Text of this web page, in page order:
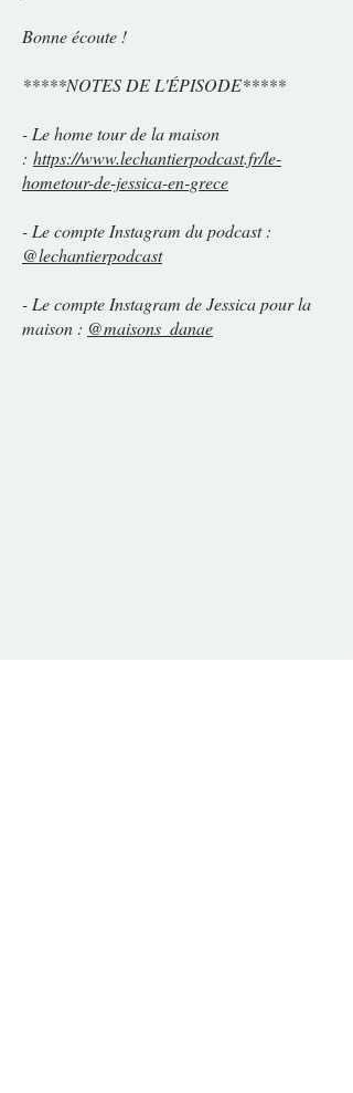
Bonne écoute !
*****NOTES DE L'ÉPISODE*****
- Le home tour de la maison
: https://www.lechantierpodcast.fr/le-
hometour-de-jessica-en-grece
- Le compte Instagram du podcast :
@lechantierpodcast
- Le compte Instagram de Jessica pour la
maison : @maisons_danae